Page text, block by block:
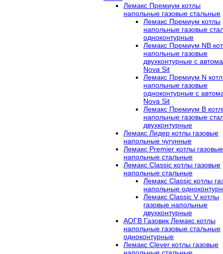
Лемакс Премиум котлы
напольные газовые стальные
Лемакс Премиум котлы
напольные газовые
одноконтурные
Лемакс Премиум NB
напольные газовые
двухконтурные c
Nova Sit
Лемакс Премиум N
напольные газовые
одноконтурные c
Nova Sit
Лемакс Премиум B
напольные газовые
двухконтурные
Лемакс Лидер котлы газовые
напольные чугунные
Лемакс Premier котлы газовые
напольные стальные
Лемакс Classic котлы газовые
напольные стальные
Лемакс Classic котлы
напольные
Лемакс Classic V котлы
газовые напольные
двухконтурные
АОГВ Газовик Лемакс котлы
напольные газовые стальные
одноконтурные
Лемакс Clever котлы газовые